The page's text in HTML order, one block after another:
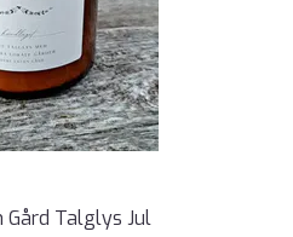
Gård Talglys Jul